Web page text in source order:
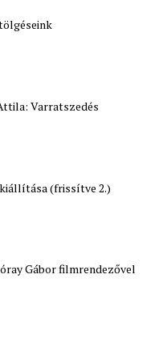
Varratszedés
(frissítve 2.)
Gábor filmrendezővel